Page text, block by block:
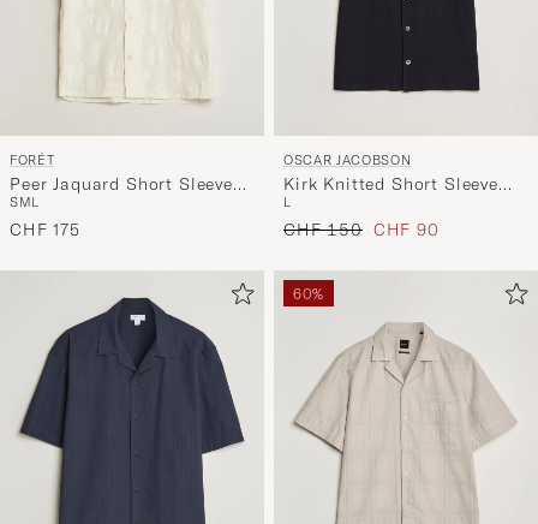
FORÉT
Peer Jaquard Short Sleeve
Shirt Cloud
SML
CHF 175
OSCAR JACOBSON
Kirk Knitted Short Sleeve
Shirt Navy
L
Regulärer Preis
CHF 150 Reduzierter Preis
CHF 90
60%